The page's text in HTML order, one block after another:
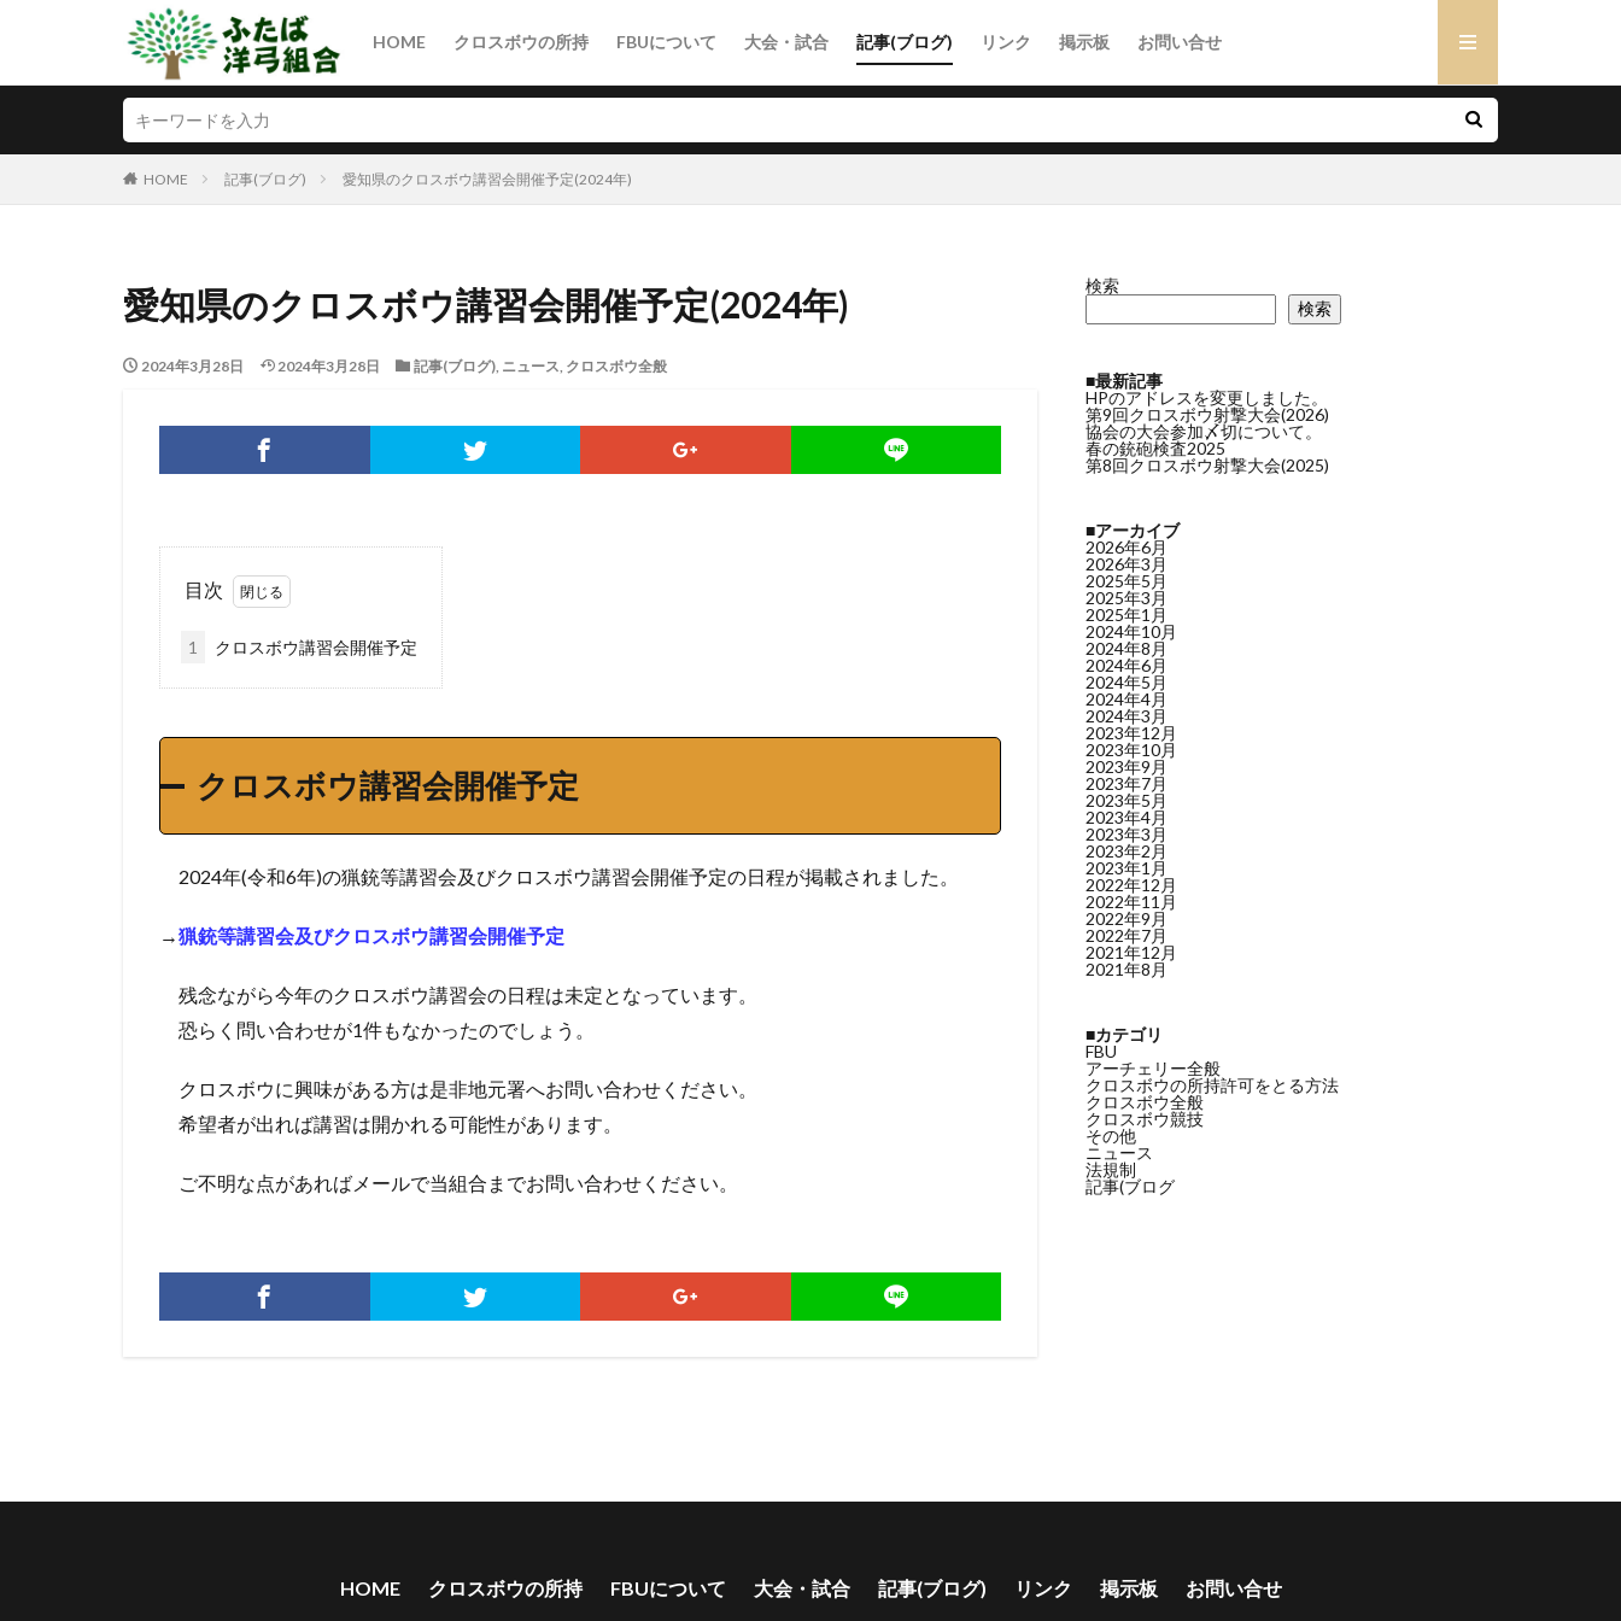
HOME クロスボウの所持 FBUについて 大会・試合 記事(ブログ) リンク 掲示板 お問い合せ
HOME 記事(ブログ) 愛知県のクロスボウ講習会開催予定(2024年)
愛知県のクロスボウ講習会開催予定(2024年)
2024年3月28日 2024年3月28日 記事(ブログ), ニュース, クロスボウ全般
目次
1 クロスボウ講習会開催予定
クロスボウ講習会開催予定
2024年(令和6年)の猟銃等講習会及びクロスボウ講習会開催予定の日程が掲載されました。
→猟銃等講習会及びクロスボウ講習会開催予定
残念ながら今年のクロスボウ講習会の日程は未定となっています。
恐らく問い合わせが1件もなかったのでしょう。
クロスボウに興味がある方は是非地元署へお問い合わせください。
希望者が出れば講習は開かれる可能性があります。
ご不明な点があればメールで当組合までお問い合わせください。
検索
検索
■最新記事
HPのアドレスを変更しました。
第9回クロスボウ射撃大会(2026)
協会の大会参加〆切について。
春の銃砲検査2025
第8回クロスボウ射撃大会(2025)
■アーカイブ
2026年6月
2026年3月
2025年5月
2025年3月
2025年1月
2024年10月
2024年8月
2024年6月
2024年5月
2024年4月
2024年3月
2023年12月
2023年10月
2023年9月
2023年7月
2023年5月
2023年4月
2023年3月
2023年2月
2023年1月
2022年12月
2022年11月
2022年9月
2022年7月
2021年12月
2021年8月
■カテゴリ
FBU
アーチェリー全般
クロスボウの所持許可をとる方法
クロスボウ全般
クロスボウ競技
その他
ニュース
法規制
記事(ブログ
HOME クロスボウの所持 FBUについて 大会・試合 記事(ブログ) リンク 掲示板 お問い合せ